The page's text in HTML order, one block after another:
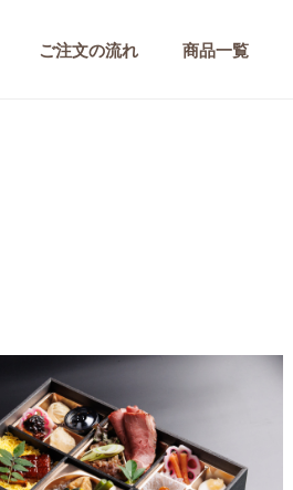
ご注文の流れ 商品一覧